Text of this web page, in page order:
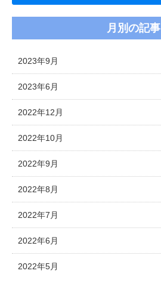
月別の記事
2023年9月
2023年6月
2022年12月
2022年10月
2022年9月
2022年8月
2022年7月
2022年6月
2022年5月